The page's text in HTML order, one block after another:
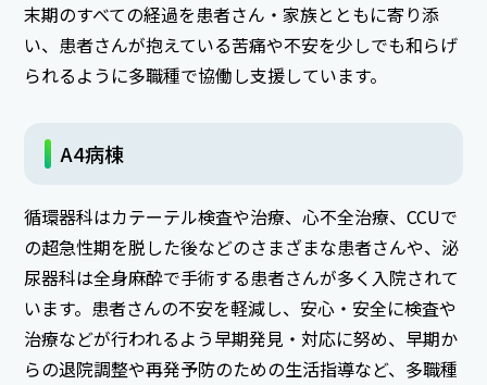
末期のすべての経過を患者さん・家族とともに寄り添
い、患者さんが抱えている苦痛や不安を少しでも和らげ
られるように多職種で協働し支援しています。
A4病棟
循環器科はカテーテル検査や治療、心不全治療、CCUで
の超急性期を脱した後などのさまざまな患者さんや、泌
尿器科は全身麻酔で手術する患者さんが多く入院されて
います。患者さんの不安を軽減し、安心・安全に検査や
治療などが行われるよう早期発見・対応に努め、早期か
らの退院調整や再発予防のための生活指導など、多職種